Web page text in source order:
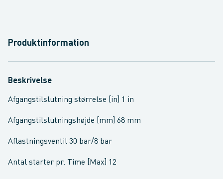
Produktinformation
Beskrivelse
Afgangstilslutning størrelse [in] 1 in
Afgangstilslutningshøjde [mm] 68 mm
Aflastningsventil 30 bar/8 bar
Antal starter pr. Time [Max] 12